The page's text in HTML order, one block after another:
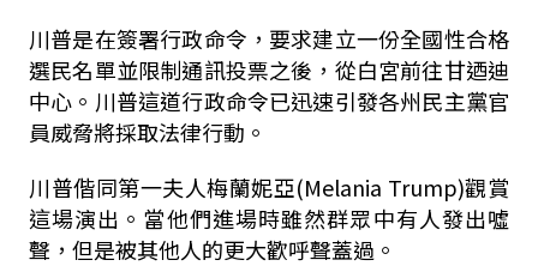
川普是在簽署行政命令，要求建立一份全國性合格
選民名單並限制通訊投票之後，從白宮前往甘迺迪
中心。川普這道行政命令已迅速引發各州民主黨官
員威脅將採取法律行動。
川普偕同第一夫人梅蘭妮亞(Melania Trump)觀賞
這場演出。當他們進場時雖然群眾中有人發出噓
聲，但是被其他人的更大歡呼聲蓋過。